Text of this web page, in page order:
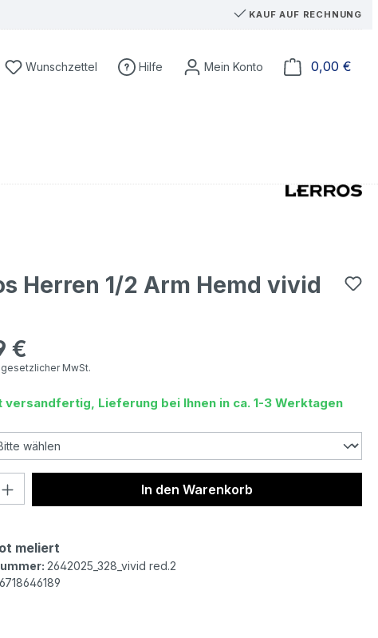
KAUF AUF RECHNUNG
Du hast 0 Produkte auf dem Merkzettel
Wunschzettel Hilfe 0,00 €
Herren 1/2 Arm Hemd vivid
Preis:
€
MwSt.
versandfertig, Lieferung bei Ihnen in ca. 1-3 Werktagen
Anzahl: Gib den gewünschten Wert
In den Warenkorb
meliert
2642025_328_vivid red.2